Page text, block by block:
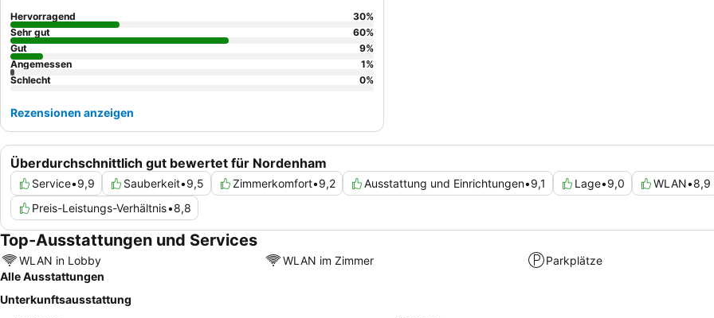
Überdurchschnittlich gut bewertet für Nordenham
Service•9,9 Sauberkeit•9,5 Zimmerkomfort•9,2 Ausstattung und Einrichtungen•9,1 Lage•9,0 WLAN•8,9
Preis-Leistungs-Verhältnis•8,8
Hervorragend 30%
Sehr gut
60%
Gut
9%
Angemessen
1%
Schlecht
0%
Rezensionen anzeigen
Top-Ausstattungen und Services
WLAN in Lobby WLAN im Zimmer
Parkplätze
Alle Ausstattungen
Unterkunftsausstattung